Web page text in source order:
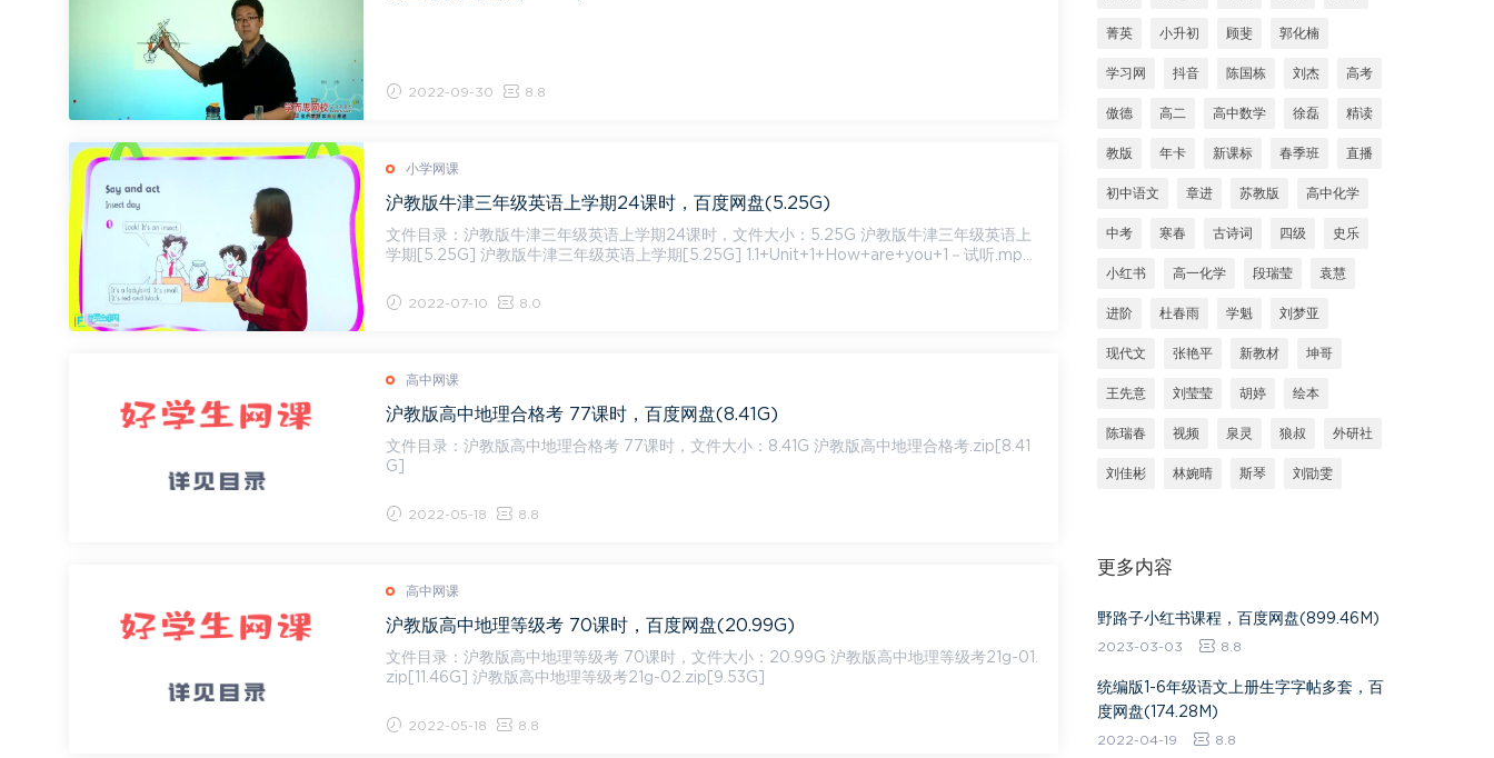
2022-09-30 8.8
小学网课
沪教版牛津三年级英语上学期24课时，百度网盘(5.25G)
文件目录：沪教版牛津三年级英语上学期24课时，文件大小：5.25G 沪教版牛津三年级英语上
学期[5.25G] 沪教版牛津三年级英语上学期[5.25G] 1.1+Unit+1+How+are+you+1－试听.mp4
2022-07-10 8.0
高中网课
沪教版高中地理合格考 77课时，百度网盘(8.41G)
文件目录：沪教版高中地理合格考 77课时，文件大小：8.41G 沪教版高中地理合格考.zip[8.41
G]
2022-05-18 8.8
高中网课
沪教版高中地理等级考 70课时，百度网盘(20.99G)
文件目录：沪教版高中地理等级考 70课时，文件大小：20.99G 沪教版高中地理等级考21g-01.
zip[11.46G] 沪教版高中地理等级考21g-02.zip[9.53G]
2022-05-18 8.8
菁英 小升初 顾斐 郭化楠
学习网 抖音 陈国栋 刘杰 高考
傲德 高二 高中数学 徐磊 精读
教版 年卡 新课标 春季班 直播
初中语文 章进 苏教版 高中化学
中考 寒春 古诗词 四级 史乐
小红书 高一化学 段瑞莹 袁慧
进阶 杜春雨 学魁 刘梦亚
现代文 张艳平 新教材 坤哥
王先意 刘莹莹 胡婷 绘本
陈瑞春 视频 泉灵 狼叔 外研社
刘佳彬 林婉晴 斯琴 刘勖雯
更多内容
​野路子小红书课程​，百度网盘(899.46M)
2023-03-03 8.8
统编版1-6年级语文上册生字字帖多套，百
度网盘(174.28M)
2022-04-19 8.8